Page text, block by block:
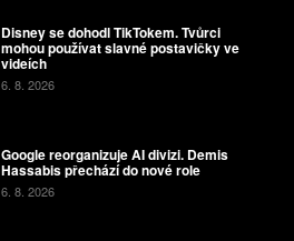
Disney se dohodl TikTokem. Tvůrci
mohou používat slavné postavičky ve
videích
6. 8. 2026
Google reorganizuje AI divizi. Demis
Hassabis přechází do nové role
6. 8. 2026